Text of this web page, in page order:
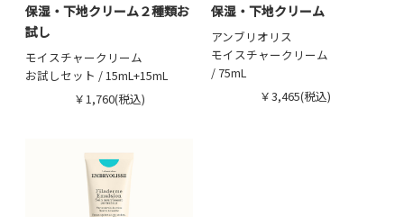
保湿・下地クリーム２種類お
試し
モイスチャークリーム
お試しセット / 15mL+15mL
￥1,760(税込)
保湿・下地クリーム
アンブリオリス
モイスチャークリーム
/ 75mL
￥3,465(税込)